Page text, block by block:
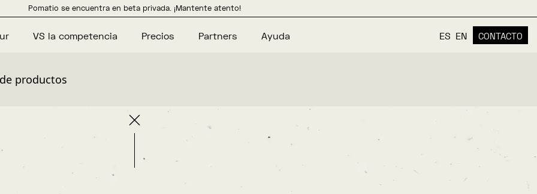
Pomatio se encuentra en beta privada. ¡Mantente atento!
VS la competencia Precios Partners Ayuda ES EN CONTACTO
productos